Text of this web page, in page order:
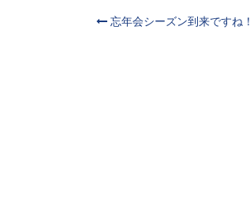
忘年会シーズン到来ですね！